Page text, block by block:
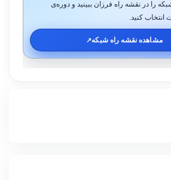
را در نقشه راه فرزان ببینید و دوره‌ی
انتخاب کنید.
مشاهده نقشه راه شبکه↗️